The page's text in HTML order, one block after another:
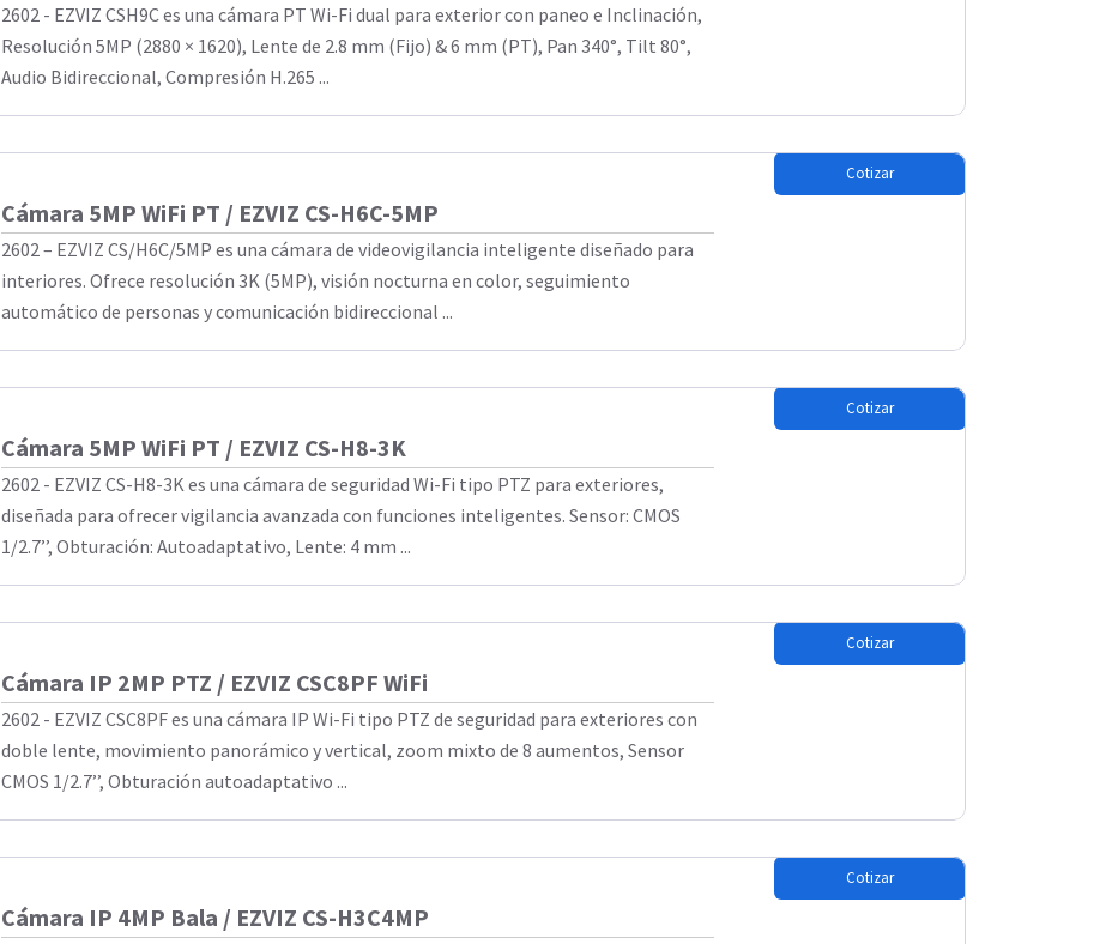
2602 - EZVIZ CSH9C es una cámara PT Wi-Fi dual para exterior con paneo e Inclinación,
Resolución 5MP (2880 × 1620), Lente de 2.8 mm (Fijo) & 6 mm (PT), Pan 340°, Tilt 80°,
Audio Bidireccional, Compresión H.265 ...
Cámara 5MP WiFi PT / EZVIZ CS-H6C-5MP
2602 – EZVIZ CS/H6C/5MP es una cámara de videovigilancia inteligente diseñado para
interiores. Ofrece resolución 3K (5MP), visión nocturna en color, seguimiento
automático de personas y comunicación bidireccional ...
Cotizar
Cámara 5MP WiFi PT / EZVIZ CS-H8-3K
2602 - EZVIZ CS-H8-3K es una cámara de seguridad Wi-Fi tipo PTZ para exteriores,
diseñada para ofrecer vigilancia avanzada con funciones inteligentes. Sensor: CMOS
1/2.7’’, Obturación: Autoadaptativo, Lente: 4 mm ...
Cotizar
Cámara IP 2MP PTZ / EZVIZ CSC8PF WiFi
2602 - EZVIZ CSC8PF es una cámara IP Wi-Fi tipo PTZ de seguridad para exteriores con
doble lente, movimiento panorámico y vertical, zoom mixto de 8 aumentos, Sensor
CMOS 1/2.7’’, Obturación autoadaptativo ...
Cotizar
Cámara IP 4MP Bala / EZVIZ CS-H3C4MP
Cotizar